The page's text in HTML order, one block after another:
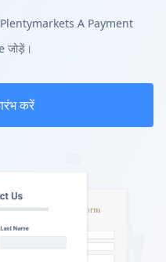
के Plentymarkets A Payment
जोड़ें।
करें